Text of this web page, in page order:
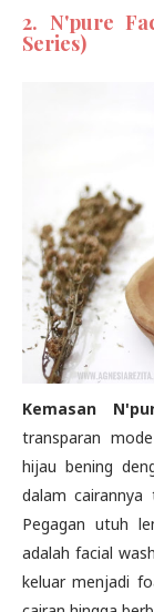
2. N'pure
Series)
Kemasan
transparan
hijau bening
dalam
Pegagan utuh
adalah facial
keluar menjadi